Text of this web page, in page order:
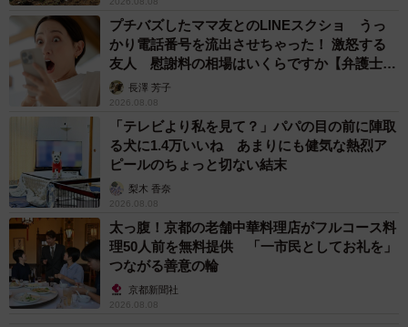
プチバズしたママ友とのLINEスクショ うっ
かり電話番号を流出させちゃった！ 激怒する
友人 慰謝料の相場はいくらですか【弁護士が
解説】長澤 芳子
2026.08.08
「テレビより私を見て？」パパの目の前に陣取
る犬に1.4万いいね あまりにも健気な熱烈ア
ピールのちょっと切ない結末
梨木 香奈
2026.08.08
太っ腹！京都の老舗中華料理店がフルコース料
理50人前を無料提供 「一市民としてお礼を」
つながる善意の輪
京都新聞社
2026.08.08